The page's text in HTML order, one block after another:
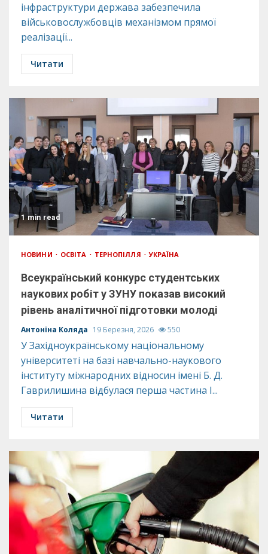
інфраструктури держава забезпечила
військовослужбовців механізмом прямої
реалізації...
Читати
1 min read
НОВИНИ ОСВІТА ТЕРНОПІЛЛЯ УКРАЇНА
Всеукраїнський конкурс студентських
наукових робіт у ЗУНУ показав високий
рівень аналітичної підготовки молоді
Антоніна Коляда 19 Березня, 2026 550
У Західноукраїнському національному
університеті на базі навчально-наукового
інституту міжнародних відносин імені Б. Д.
Гаврилишина відбулася перша частина І...
Читати